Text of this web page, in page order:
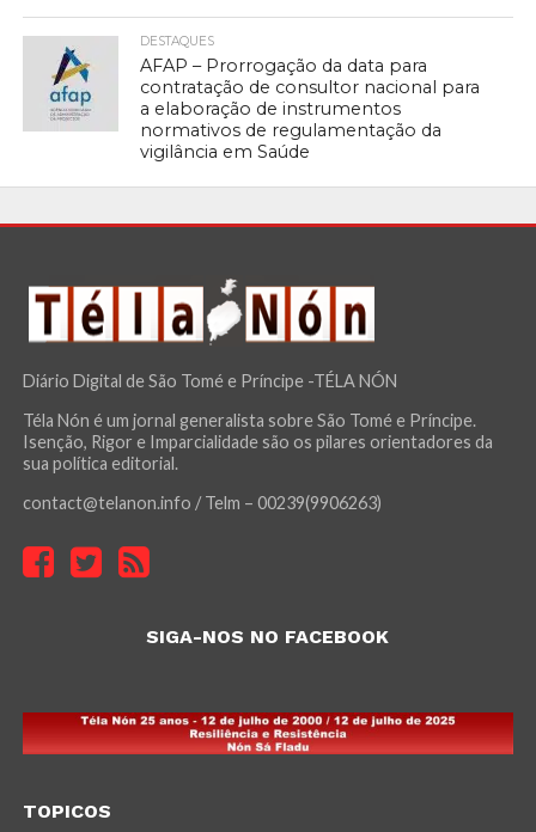
DESTAQUES
AFAP – Prorrogação da data para
contratação de consultor nacional para
a elaboração de instrumentos
normativos de regulamentação da
vigilância em Saúde
Diário Digital de São Tomé e Príncipe -TÉLA NÓN
Téla Nón é um jornal generalista sobre São Tomé e Príncipe.
Isenção, Rigor e Imparcialidade são os pilares orientadores da
sua política editorial.
contact@telanon.info / Telm – 00239(9906263)
SIGA-NOS NO FACEBOOK
TOPICOS